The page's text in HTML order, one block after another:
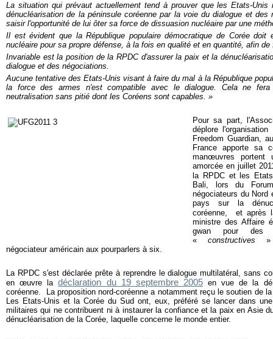
La situation qui prévaut actuellement tend à prouver que les Etats-
dénucléarisation de la péninsule coréenne par la voie du dialogue et des
saisir l'opportunité de lui ôter sa force de dissuasion nucléaire par une
Il est évident que la République populaire démocratique de Corée doit
nucléaire pour sa propre défense, à la fois en qualité et en quantité, afin
Invariable est la position de la RPDC d'assurer la paix et la
dialogue et des négociations.
Aucune tentative des Etats-Unis visant à faire du mal à la République
la force des armes n'est compatible avec le dialogue. Cela ne
neutralisation sans pitié dont les Coréens sont capables. »
Pour sa part,
déplore
Freedom Guardian,
France apporte sa
manœuvres
amorcée en juillet
la RPDC et les
Bali, lors du
négociateurs du Nord
pays sur la
coréenne, et après
ministre des Affaire
gwan pour des
« constructives »
négociateur américain aux pourparlers à six.
La RPDC s'est déclarée prête à reprendre le dialogue multilatéral, sans
en œuvre ladéclaration du 19 septembre 2005en vue de la
coréenne. La proposition nord-coréenne a notamment reçu le soutien de
Les Etats-Unis et la Corée du Sud ont, eux, préféré se lancer dans
militaires qui ne contribuent ni à instaurer la confiance et la paix en Asie
dénucléarisation de la Corée, laquelle concerne le monde entier.